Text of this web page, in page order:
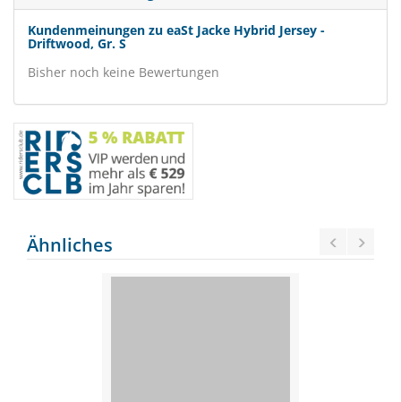
Kundenmeinungen zu eaSt Jacke Hybrid Jersey -
Driftwood, Gr. S
Bisher noch keine Bewertungen
Ähnliches